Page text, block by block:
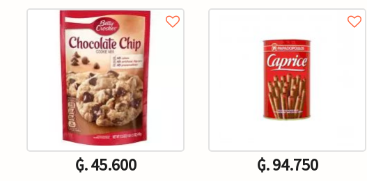
₲. 45.600 ₲. 94.750